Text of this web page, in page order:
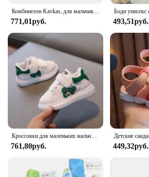
Комбинезон Kavkas, для мальчиков и девочек, 6 шт., 3 шт., с длинным рукавом, 100% хлопок, для детей 0-12 месяцев, боди для новорожденных
771,01руб. 493,51руб.
Кроссовки для маленьких мальчиков и девочек 1-6 лет, модная спортивная обувь для малышей, дышащая детская обувь на плоской подошве, детская обувь
761,80руб. 449,32руб.